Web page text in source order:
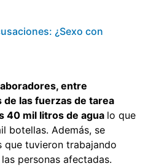
¿Sexo con
entre
las fuerzas de tarea
40 mil litros de agua lo que
botellas. Además, se
tuvieron trabajando
personas afectadas.